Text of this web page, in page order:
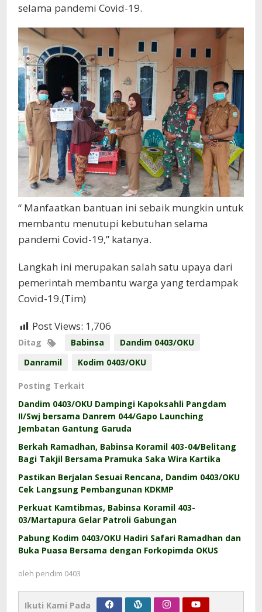
selama pandemi Covid-19.
“ Manfaatkan bantuan ini sebaik mungkin untuk
membantu menutupi kebutuhan selama
pandemi Covid-19,” katanya.
Langkah ini merupakan salah satu upaya dari
pemerintah membantu warga yang terdampak
Covid-19.(Tim)
Post Views: 1,706
Ditag Babinsa
Dandim 0403/OKU
Danramil
Kodim 0403/OKU
Posting Terkait
Dandim 0403/OKU Dampingi Kapoksahli Pangdam
II/Swj bersama Danrem 044/Gapo Launching
Jembatan Gantung Garuda
Berkah Ramadhan, Babinsa Koramil 403-04/Belitang
Bagi Takjil Bersama Pramuka Saka Wira Kartika
Pastikan Berjalan Sesuai Rencana, Dandim 0403/OKU
Cek Langsung Pembangunan KDKMP
Perkuat Kamtibmas, Babinsa Koramil 403-
03/Martapura Gelar Patroli Gabungan
Pabung Kodim 0403/OKU Hadiri Safari Ramadhan dan
Buka Puasa Bersama dengan Forkopimda OKUS
oleh pendim 0403
Ikuti Kami Pada